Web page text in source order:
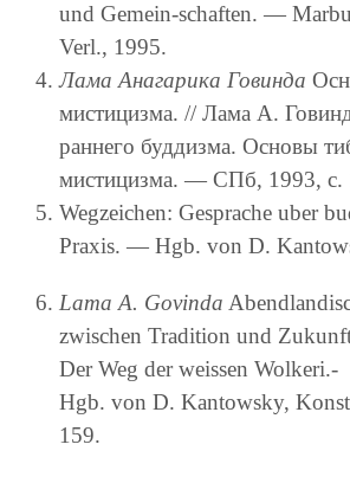
und Gemein-schaften. —
Verl., 1995.
Лама Анагарика Говинда
мистицизма. // Лама А.
раннего буддизма. Основы
мистицизма. — СПб, 1993, с.
Wegzeichen: Gesprache uber
Praxis. — Hgb. von D.
Lama A. Govinda
zwischen Tradition und
Der Weg der weissen Wolkeri.-
Hgb. von D. Kantowsky,
159.